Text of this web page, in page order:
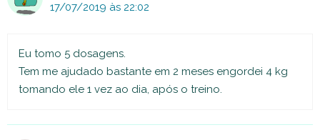
17/07/2019 às 22:02
Eu tomo 5 dosagens.
Tem me ajudado bastante em 2 meses engordei 4 kg
tomando ele 1 vez ao dia, após o treino.